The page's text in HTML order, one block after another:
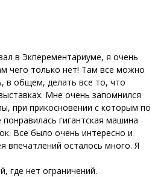
в Экперементариуме, я очень
чего только нет! Там все можно
в общем, делать все то, что
Мне очень запомнился
при прикосновении с которым по
гигантская машина
Все было очень интересно и
впечатлений осталось много. Я
где нет ограничений.